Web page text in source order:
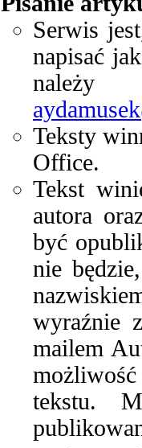
Serwis
napisać
Teksty
Office.
Tekst
autora
być
nie
wyraźnie
mailem
tekstu.